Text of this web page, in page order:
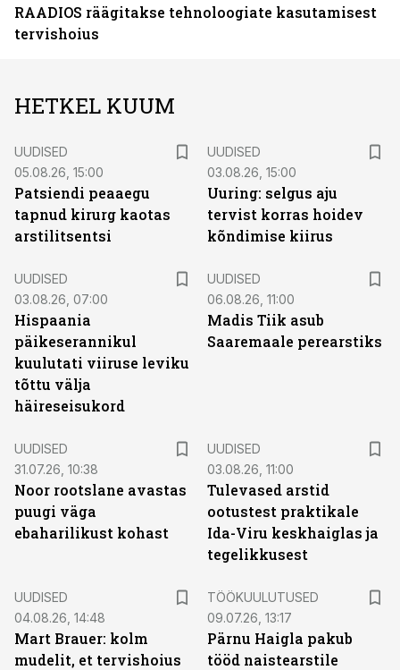
RAADIOS räägitakse tehnoloogiate kasutamisest
tervishoius
HETKEL KUUM
UUDISED
05.08.26, 15:00
Patsiendi peaaegu
tapnud kirurg kaotas
arstilitsentsi
UUDISED
03.08.26, 15:00
Uuring: selgus aju
tervist korras hoidev
kõndimise kiirus
UUDISED
03.08.26, 07:00
Hispaania
päikeserannikul
kuulutati viiruse leviku
tõttu välja
häireseisukord
UUDISED
06.08.26, 11:00
Madis Tiik asub
Saaremaale perearstiks
UUDISED
31.07.26, 10:38
Noor rootslane avastas
puugi väga
ebaharilikust kohast
UUDISED
03.08.26, 11:00
Tulevased arstid
ootustest praktikale
Ida-Viru keskhaiglas ja
tegelikkusest
UUDISED
04.08.26, 14:48
Mart Brauer: kolm
mudelit, et tervishoius
TÖÖKUULUTUSED
09.07.26, 13:17
Pärnu Haigla pakub
tööd naistearstile